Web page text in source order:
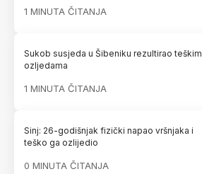
1 MINUTA ČITANJA
Sukob susjeda u Šibeniku rezultirao teškim
ozljedama
1 MINUTA ČITANJA
Sinj: 26-godišnjak fizički napao vršnjaka i
teško ga ozlijedio
0 MINUTA ČITANJA